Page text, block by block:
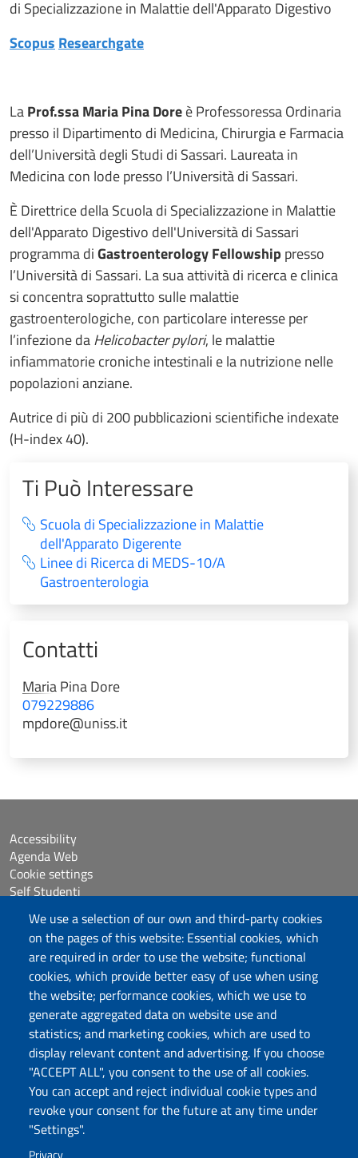
We use a selection of our own and third-party cookies
on the pages of this website: Essential cookies, which
are required in order to use the website; functional
cookies, which provide better easy of use when using
the website; performance cookies, which we use to
generate aggregated data on website use and
statistics; and marketing cookies, which are used to
display relevant content and advertising. If you choose
"ACCEPT ALL", you consent to the use of all cookies.
You can accept and reject individual cookie types and
revoke your consent for the future at any time under
"Settings".
Privacy
di Specializzazione in Malattie dell'Apparato Digestivo
Scopus Researchgate
LaProf.ssa Maria Pina Doreè Professoressa Ordinaria
presso il Dipartimento di Medicina, Chirurgia e Farmacia
dell’Università degli Studi di Sassari. Laureata in
Medicina con lode presso l’Università di Sassari.
È Direttrice della Scuola di Specializzazione in Malattie
dell'Apparato Digestivo dell'Università di Sassari
programma diGastroenterology Fellowship presso
l’Università di Sassari. La sua attività di ricerca e clinica
si concentra soprattutto sulle malattie
gastroenterologiche, con particolare interesse per
l’infezione daHelicobacter pylori, le malattie
infiammatorie croniche intestinali e la nutrizione nelle
popolazioni anziane.
Autrice di più di 200 pubblicazioni scientifiche indexate
(H-index 40).
Ti Può Interessare
Scuola di Specializzazione in Malattie
dell'Apparato Digerente
Linee di Ricerca di MEDS-10/A
Gastroenterologia
Contatti
Maria PinaDore
079229886
mpdore@uniss.it
Università degli Studi di Sassari
Dipartimento di Medicina, Chirurgia e Farmacia
Accessibility
Agenda Web
Cookie settings
Self Studenti
eUniss
Assicurazione della Qualità
Calls
Dichiarazione di accessibilità
Posta elettronica @uniss.it
Protocollo
Follow us